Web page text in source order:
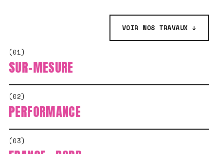
VOIR NOS TRAVAUX ↓
(01)
SUR-MESURE
(02)
PERFORMANCE
(03)